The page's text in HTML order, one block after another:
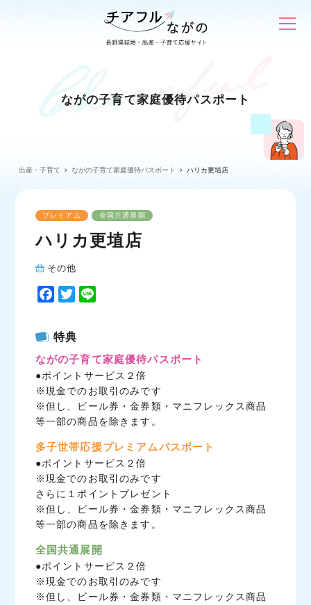
ながの子育て家庭優待パスポート
出産・子育て ながの子育て家庭優待パスポート ハリカ更埴店
プレミアム 全国共通展開
ハリカ更埴店
その他
F
e
b
o
o
k
T
t
t
e
r
特典
ながの子育て家庭優待パスポート
●ポイントサービス２倍
※現金でのお取引のみです
※但し、ビール券・金券類・マニフレックス商品
等一部の商品を除きます。
多子世帯応援プレミアムパスポート
●ポイントサービス２倍
※現金でのお取引のみです
さらに１ポイントプレゼント
※但し、ビール券・金券類・マニフレックス商品
等一部の商品を除きます。
全国共通展開
●ポイントサービス２倍
※現金でのお取引のみです
※但し、ビール券・金券類・マニフレックス商品